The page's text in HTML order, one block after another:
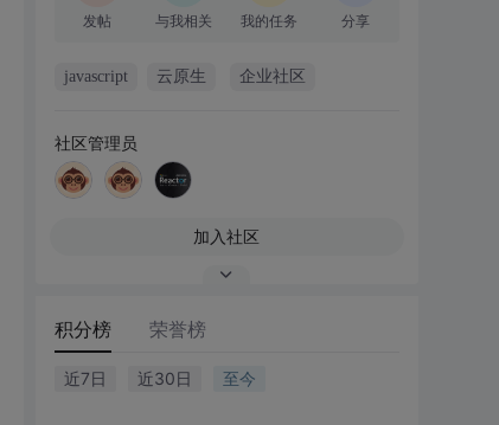
发帖 与我相关 我的任务 分享
javascript 云原生 企业社区
社区管理员
加入社区
积分榜 荣誉榜
近7日 近30日 至今